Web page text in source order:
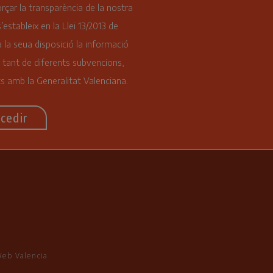
la transparència de la nostra
en la Llei 13/2013 de
la seua disposició la informació
de diferents subvencions,
la Generalitat Valenciana.
Valencia